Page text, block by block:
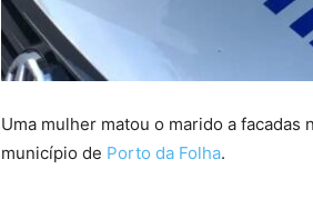
Uma mulher matou o marido a
município de Porto da Folha.